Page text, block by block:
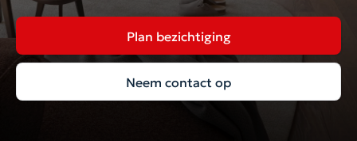
Plan bezichtiging
Neem contact op